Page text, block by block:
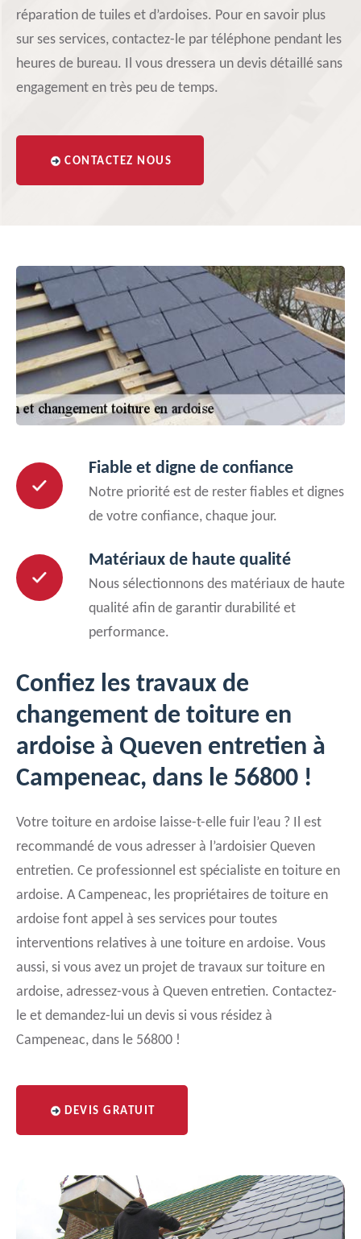
réparation de tuiles et d’ardoises. Pour en savoir plus
sur ses services, contactez-le par téléphone pendant les
heures de bureau. Il vous dressera un devis détaillé sans
engagement en très peu de temps.
CONTACTEZ NOUS
Fiable et digne de confiance
Notre priorité est de rester fiables et dignes
de votre confiance, chaque jour.
Matériaux de haute qualité
Nous sélectionnons des matériaux de haute
qualité afin de garantir durabilité et
performance.
Confiez les travaux de
changement de toiture en
ardoise à Queven entretien à
Campeneac, dans le 56800 !
Votre toiture en ardoise laisse-t-elle fuir l’eau ? Il est
recommandé de vous adresser à l’ardoisier Queven
entretien. Ce professionnel est spécialiste en toiture en
ardoise. A Campeneac, les propriétaires de toiture en
ardoise font appel à ses services pour toutes
interventions relatives à une toiture en ardoise. Vous
aussi, si vous avez un projet de travaux sur toiture en
ardoise, adressez-vous à Queven entretien. Contactez-
le et demandez-lui un devis si vous résidez à
Campeneac, dans le 56800 !
DEVIS GRATUIT